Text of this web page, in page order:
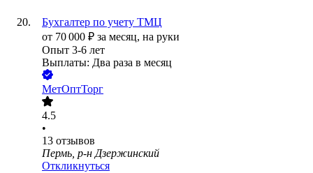
Бухгалтер по учету ТМЦ
от 70 000 ₽ за месяц, на руки
Опыт 3-6 лет
Выплаты: Два раза в месяц
МетОптТорг
4.5
•
13 отзывов
Пермь, р-н Дзержинский
Откликнуться